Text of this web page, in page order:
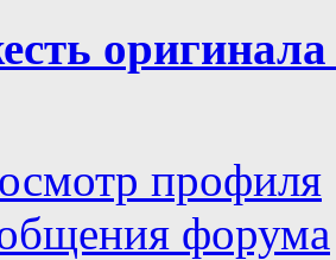
профиля
форума